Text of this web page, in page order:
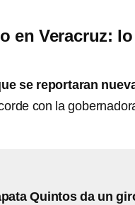
en Veracruz:
se reportaran
con la
Quintos da un